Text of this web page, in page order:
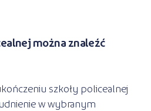
można znaleźć
szkoły policealnej
w wybranym